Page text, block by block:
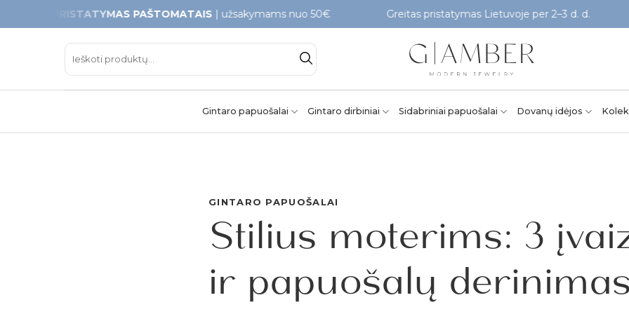
to
PAŠTOMATAIS| užsakymams nuo 50€ Greitas pristatymas Lietuvoje per 2–3 d. d.
Ieškoti:
Gintaro papuošalai Gintaro dirbiniai Sidabriniai papuošalai Dovanų idėjos
GINTARO PAPUOŠALAI
Stilius moterims: 3
ir papuošalų derinimas